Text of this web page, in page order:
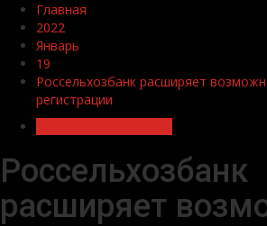
Главная
2022
Январь
19
Россельхозбанк расширяет
регистрации
Россельхозбанк
расширяет